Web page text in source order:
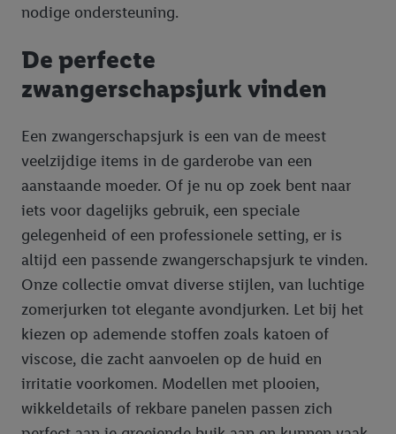
nodige ondersteuning.
De perfecte
zwangerschapsjurk vinden
Een zwangerschapsjurk is een van de meest
veelzijdige items in de garderobe van een
aanstaande moeder. Of je nu op zoek bent naar
iets voor dagelijks gebruik, een speciale
gelegenheid of een professionele setting, er is
altijd een passende zwangerschapsjurk te vinden.
Onze collectie omvat diverse stijlen, van luchtige
zomerjurken tot elegante avondjurken. Let bij het
kiezen op ademende stoffen zoals katoen of
viscose, die zacht aanvoelen op de huid en
irritatie voorkomen. Modellen met plooien,
wikkeldetails of rekbare panelen passen zich